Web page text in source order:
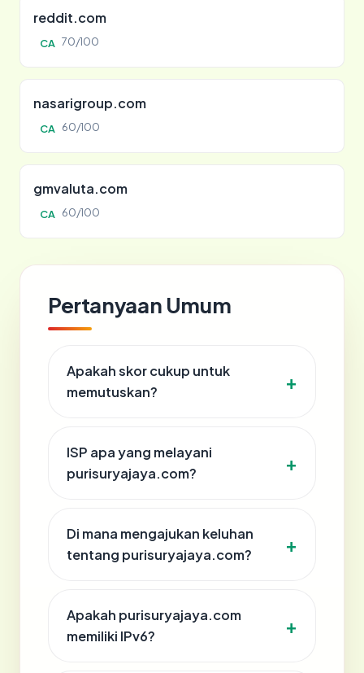
reddit.com
CA 70/100
nasarigroup.com
CA 60/100
gmvaluta.com
CA 60/100
Pertanyaan Umum
Apakah skor cukup untuk
memutuskan?
ISP apa yang melayani
purisuryajaya.com?
Di mana mengajukan keluhan
tentang purisuryajaya.com?
Apakah purisuryajaya.com
memiliki IPv6?